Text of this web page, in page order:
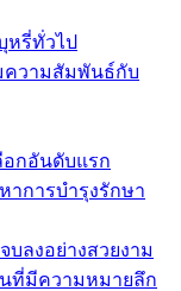
หรี่ทั่วไป
มความสัมพันธ์กับ
อกอันดับแรก
การบำรุงรักษา
จบลงอย่างสวยงาม
ที่มีความหมายลึก